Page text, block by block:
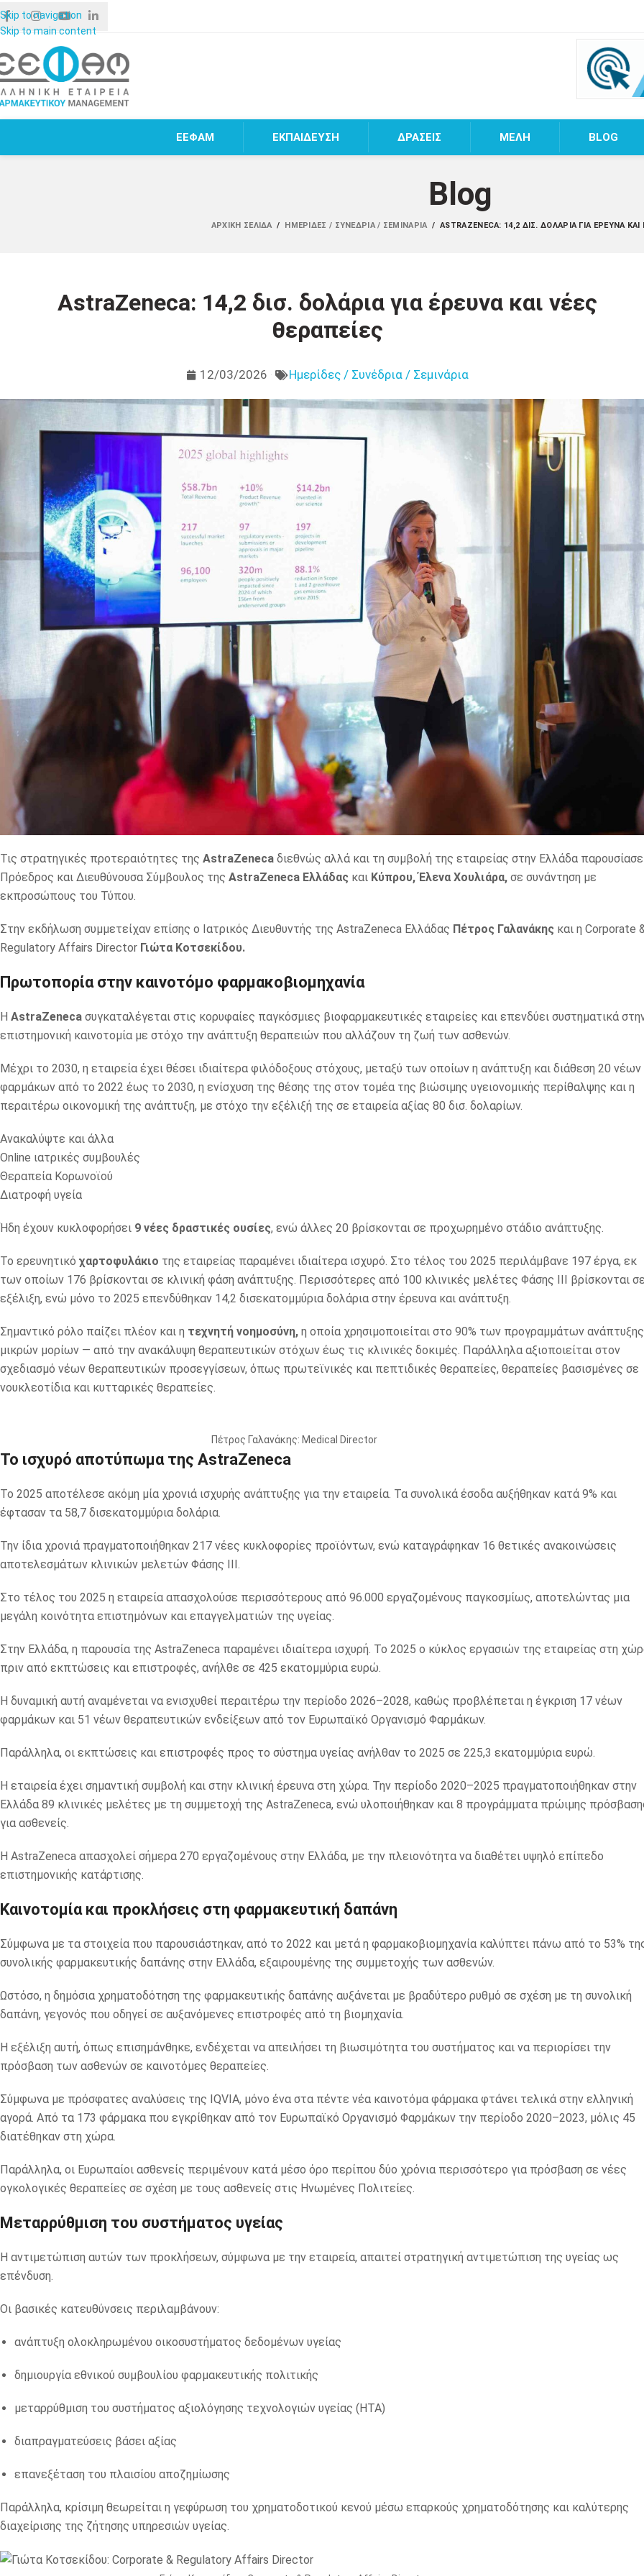
Skip to navigation
Skip to main content
ΕΕΦΑΜ ΕΚΠΑΙΔΕΥΣΗ ΔΡΑΣΕΙΣ MEΛΗ BLOG
Blog
ΑΡΧΙΚΉ ΣΕΛΊΔΑ / ΗΜΕΡΊΔΕΣ / ΣΥΝΈΔΡΙΑ / ΣΕΜΙΝΆΡΙΑ / ASTRAZENECA: 14,2 ΔΙΣ. ΔΟΛΆΡΙΑ ΓΙΑ ΈΡΕΥΝΑ
AstraZeneca: 14,2 δισ. δολάρια για έρευνα και νέες
θεραπείες
12/03/2026 Ημερίδες / Συνέδρια / Σεμινάρια
Τις στρατηγικές προτεραιότητες της AstraZeneca διεθνώς αλλά και τη συμβολή της εταιρείας στην Ελλάδα
Πρόεδρος και Διευθύνουσα Σύμβουλος της AstraZeneca Ελλάδας και Κύπρου, Έλενα Χουλιάρα, σε συνάντηση με
εκπροσώπους του Τύπου.
Στην εκδήλωση συμμετείχαν επίσης ο Ιατρικός Διευθυντής της AstraZeneca Ελλάδας Πέτρος Γαλανάκης και η Corporate
Regulatory Affairs Director Γιώτα Κοτσεκίδου.
Πρωτοπορία στην καινοτόμο φαρμακοβιομηχανία
Η AstraZeneca συγκαταλέγεται στις κορυφαίες παγκόσμιες βιοφαρμακευτικές εταιρείες και επενδύει συστηματικά
επιστημονική καινοτομία με στόχο την ανάπτυξη θεραπειών που αλλάζουν τη ζωή των ασθενών.
Μέχρι το 2030, η εταιρεία έχει θέσει ιδιαίτερα φιλόδοξους στόχους, μεταξύ των οποίων η ανάπτυξη και διάθεση 20 νέων
φαρμάκων από το 2022 έως το 2030, η ενίσχυση της θέσης της στον τομέα της βιώσιμης υγειονομικής περίθαλψης και η
περαιτέρω οικονομική της ανάπτυξη, με στόχο την εξέλιξή της σε εταιρεία αξίας 80 δισ. δολαρίων.
Ανακαλύψτε και άλλα
Online ιατρικές συμβουλές
Θεραπεία Κορωνοϊού
Διατροφή υγεία
Ήδη έχουν κυκλοφορήσει 9 νέες δραστικές ουσίες, ενώ άλλες 20 βρίσκονται σε προχωρημένο στάδιο ανάπτυξης.
Το ερευνητικό χαρτοφυλάκιο της εταιρείας παραμένει ιδιαίτερα ισχυρό. Στο τέλος του 2025 περιλάμβανε 197 έργα, εκ
των οποίων 176 βρίσκονται σε κλινική φάση ανάπτυξης. Περισσότερες από 100 κλινικές μελέτες Φάσης III βρίσκονται
εξέλιξη, ενώ μόνο το 2025 επενδύθηκαν 14,2 δισεκατομμύρια δολάρια στην έρευνα και ανάπτυξη.
Σημαντικό ρόλο παίζει πλέον και η τεχνητή νοημοσύνη, η οποία χρησιμοποιείται στο 90% των προγραμμάτων ανάπτυξης
μικρών μορίων — από την ανακάλυψη θεραπευτικών στόχων έως τις κλινικές δοκιμές. Παράλληλα αξιοποιείται στον
σχεδιασμό νέων θεραπευτικών προσεγγίσεων, όπως πρωτεϊνικές και πεπτιδικές θεραπείες, θεραπείες βασισμένες σε
νουκλεοτίδια και κυτταρικές θεραπείες.
Πέτρος Γαλανάκης: Medical Director
Το ισχυρό αποτύπωμα της AstraZeneca
Το 2025 αποτέλεσε ακόμη μία χρονιά ισχυρής ανάπτυξης για την εταιρεία. Τα συνολικά έσοδα αυξήθηκαν κατά 9% και
έφτασαν τα 58,7 δισεκατομμύρια δολάρια.
Την ίδια χρονιά πραγματοποιήθηκαν 217 νέες κυκλοφορίες προϊόντων, ενώ καταγράφηκαν 16 θετικές ανακοινώσεις
αποτελεσμάτων κλινικών μελετών Φάσης III.
Στο τέλος του 2025 η εταιρεία απασχολούσε περισσότερους από 96.000 εργαζομένους παγκοσμίως, αποτελώντας μια
μεγάλη κοινότητα επιστημόνων και επαγγελματιών της υγείας.
Στην Ελλάδα, η παρουσία της AstraZeneca παραμένει ιδιαίτερα ισχυρή. Το 2025 ο κύκλος εργασιών της εταιρείας στη
πριν από εκπτώσεις και επιστροφές, ανήλθε σε 425 εκατομμύρια ευρώ.
Η δυναμική αυτή αναμένεται να ενισχυθεί περαιτέρω την περίοδο 2026–2028, καθώς προβλέπεται η έγκριση 17 νέων
φαρμάκων και 51 νέων θεραπευτικών ενδείξεων από τον Ευρωπαϊκό Οργανισμό Φαρμάκων.
Παράλληλα, οι εκπτώσεις και επιστροφές προς το σύστημα υγείας ανήλθαν το 2025 σε 225,3 εκατομμύρια ευρώ.
Η εταιρεία έχει σημαντική συμβολή και στην κλινική έρευνα στη χώρα. Την περίοδο 2020–2025 πραγματοποιήθηκαν στην
Ελλάδα 89 κλινικές μελέτες με τη συμμετοχή της AstraZeneca, ενώ υλοποιήθηκαν και 8 προγράμματα πρώιμης
για ασθενείς.
Η AstraZeneca απασχολεί σήμερα 270 εργαζομένους στην Ελλάδα, με την πλειονότητα να διαθέτει υψηλό επίπεδο
επιστημονικής κατάρτισης.
Καινοτομία και προκλήσεις στη φαρμακευτική δαπάνη
Σύμφωνα με τα στοιχεία που παρουσιάστηκαν, από το 2022 και μετά η φαρμακοβιομηχανία καλύπτει πάνω από το 53%
συνολικής φαρμακευτικής δαπάνης στην Ελλάδα, εξαιρουμένης της συμμετοχής των ασθενών.
Ωστόσο, η δημόσια χρηματοδότηση της φαρμακευτικής δαπάνης αυξάνεται με βραδύτερο ρυθμό σε σχέση με τη συνολική
δαπάνη, γεγονός που οδηγεί σε αυξανόμενες επιστροφές από τη βιομηχανία.
Η εξέλιξη αυτή, όπως επισημάνθηκε, ενδέχεται να απειλήσει τη βιωσιμότητα του συστήματος και να περιορίσει την
πρόσβαση των ασθενών σε καινοτόμες θεραπείες.
Σύμφωνα με πρόσφατες αναλύσεις της IQVIA, μόνο ένα στα πέντε νέα καινοτόμα φάρμακα φτάνει τελικά στην ελληνική
αγορά. Από τα 173 φάρμακα που εγκρίθηκαν από τον Ευρωπαϊκό Οργανισμό Φαρμάκων την περίοδο 2020–2023, μόλις 45
διατέθηκαν στη χώρα.
Παράλληλα, οι Ευρωπαίοι ασθενείς περιμένουν κατά μέσο όρο περίπου δύο χρόνια περισσότερο για πρόσβαση σε νέες
ογκολογικές θεραπείες σε σχέση με τους ασθενείς στις Ηνωμένες Πολιτείες.
Μεταρρύθμιση του συστήματος υγείας
Η αντιμετώπιση αυτών των προκλήσεων, σύμφωνα με την εταιρεία, απαιτεί στρατηγική αντιμετώπιση της υγείας ως
επένδυση.
Οι βασικές κατευθύνσεις περιλαμβάνουν:
ανάπτυξη ολοκληρωμένου οικοσυστήματος δεδομένων υγείας
δημιουργία εθνικού συμβουλίου φαρμακευτικής πολιτικής
μεταρρύθμιση του συστήματος αξιολόγησης τεχνολογιών υγείας (HTA)
διαπραγματεύσεις βάσει αξίας
επανεξέταση του πλαισίου αποζημίωσης
Παράλληλα, κρίσιμη θεωρείται η γεφύρωση του χρηματοδοτικού κενού μέσω επαρκούς χρηματοδότησης και καλύτερης
διαχείρισης της ζήτησης υπηρεσιών υγείας.